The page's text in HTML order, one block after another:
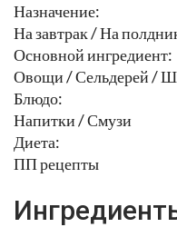
Назначение:
На завтрак / На
Основной ингредиент:
Овощи / Сельдерей /
Блюдо:
Напитки / Смузи
Диета:
ПП рецепты